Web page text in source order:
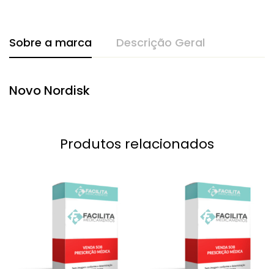
Sobre a marca Descrição Geral
Novo Nordisk
Produtos relacionados